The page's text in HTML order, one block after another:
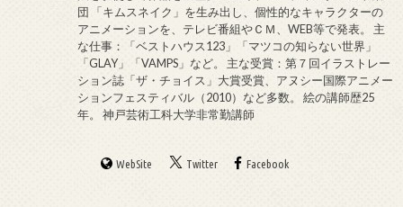
団 「キムスネイク」を生み出し、個性的なキャラクターの
アニメーションを、テレビ番組やＣＭ、WEB等で発表。 主
な仕事：「ベストハウス123」「マツコの知らない世界」
「GLAY」「VAMPS」など。 主な受賞：第７回イラストレー
ション誌「ザ・チョイス」大賞受賞、アヌシー国際アニメー
ションフェスティバル（2010）など多数。 絵の講師歴25
年。 神戸芸術工科大学非常勤講師
WebSite Twitter Facebook